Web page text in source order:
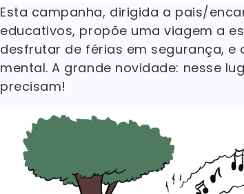
Esta campanha, dirigida a pais/
educativos, propõe uma viagem a
desfrutar de férias em segurança,
mental. A grande novidade: nesse
precisam!